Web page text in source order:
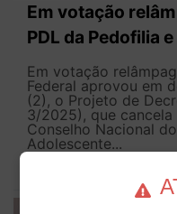
Em votação
PDL da Pedofilia
Em votação
Federal aprovou em
(2), o Projeto de
3/2025), que
Conselho Nacional
Adolescente...